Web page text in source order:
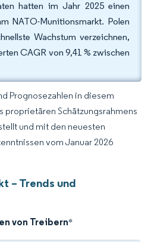
hatten im Jahr 2025 einen
NATO-Munitionsmarkt. Polen
Wachstum verzeichnen,
CAGR von 9,41 % zwischen
Prognosezahlen in diesem
proprietären Schätzungsrahmens
und mit den neuesten
vom Januar 2026
– Trends und
von Treibern*